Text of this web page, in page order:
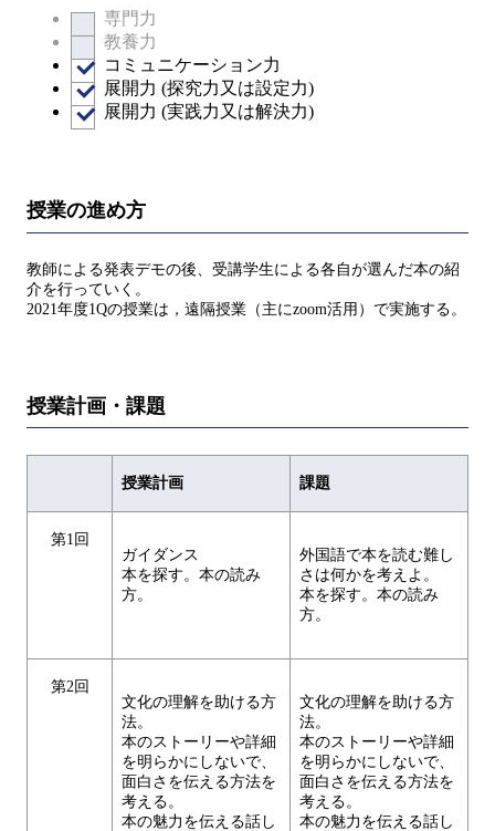
専門力
教養力
コミュニケーション力
展開力 (探究力又は設定力)
展開力 (実践力又は解決力)
授業の進め方
教師による発表デモの後、受講学生による各自が選んだ本の紹
介を行っていく。
2021年度1Qの授業は，遠隔授業（主にzoom活用）で実施する。
授業計画・課題
授業計画 課題
第1回
ガイダンス
本を探す。本の読み
方。
外国語で本を読む難し
さは何かを考えよ。
本を探す。本の読み
方。
第2回
文化の理解を助ける方
法。
本のストーリーや詳細
を明らかにしないで、
面白さを伝える方法を
考える。
本の魅力を伝える話し
文化の理解を助ける方
法。
本のストーリーや詳細
を明らかにしないで、
面白さを伝える方法を
考える。
本の魅力を伝える話し